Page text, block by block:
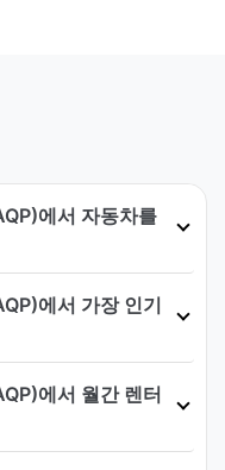
에서 자동차를
에서 가장 인기
에서 월간 렌터